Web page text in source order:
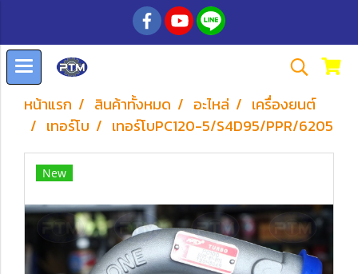
หน้าแรก สินค้าทั้งหมด อะไหล่
เครื่องยนต์
เทอร์โบ
เทอร์โบPC120-5/S4D95/PPR/6205
New